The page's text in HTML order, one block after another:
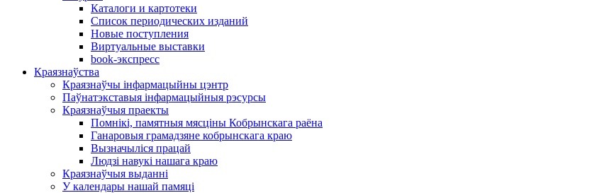
Каталоги и картотеки
Список периодических изданий
Новые поступления
Виртуальные выставки
book-экспресс
Краязнаўства
Краязнаўчы інфармацыйны цэнтр
Паўнатэкставыя інфармацыйныя рэсурсы
Краязнаўчыя праекты
Помнікі, памятныя мясціны Кобрынскага раёна
Ганаровыя грамадзяне кобрынскага краю
Вызначыліся працай
Людзі навукі нашага краю
Краязнаўчыя выданні
У календары нашай памяці